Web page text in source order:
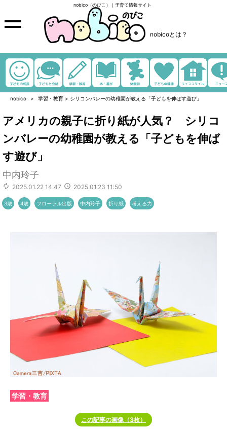
nobico（のびこ）｜子育て情報サイト
nobicoとは？
nobico 学習・教育 > シリコンバレーの幼稚園が教える「子どもを伸ばす遊び」
アメリカの親子に折り紙が人気？ シリコ
ンバレーの幼稚園が教える「子どもを伸ば
す遊び」
中内玲子
2025.01.22 14:47 2025.01.23 11:50
3歳 4歳 フローラル出版 中内玲子 折り紙 考える力
学習・教育
この記事の画像（3枚）